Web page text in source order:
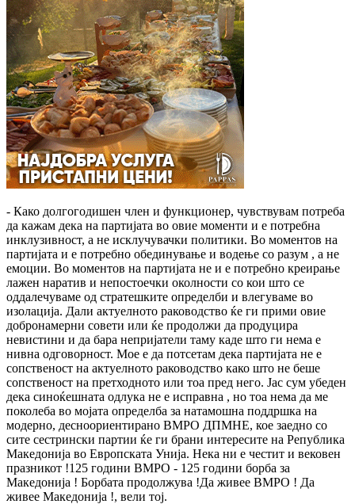
- Како долгогодишен член и функционер, чувствувам потреба
да кажам дека на партијата во овие моменти и е потребна
инклузивност, а не исклучувачки политики. Во моментов на
партијата и е потребно обединување и водење со разум , а не
емоции. Во моментов на партијата не и е потребно креирање
лажен наратив и непостоечки околности со кои што се
оддалечуваме од стратешките определби и влегуваме во
изолација. Дали актуелното раководство ќе ги прими овие
добронамерни совети или ќе продолжи да продуцира
невистини и да бара непријатели таму каде што ги нема е
нивна одговорност. Мое е да потсетам дека партијата не е
сопственост на актуелното раководство како што не беше
сопственост на претходното или тоа пред него. Јас сум убеден
дека синоќешната одлука не е исправна , но тоа нема да ме
поколеба во мојата определба за натамошна поддршка на
модерно, десноориентирано ВМРО ДПМНЕ, кое заедно со
сите сестрински партии ќе ги брани интересите на Република
Македонија во Европската Унија. Нека ни е честит и вековен
празникот !125 години ВМРО - 125 години борба за
Македонија ! Борбата продолжува !Да живее ВМРО ! Да
живее Македонија !, вели тој.